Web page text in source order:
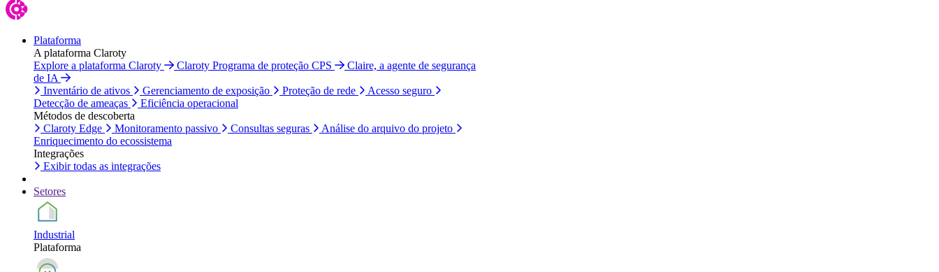
Plataforma
A plataforma Claroty
Explore a plataforma Claroty
Claroty Programa de proteção CPS
Claire, a agente de segurança
de IA
Inventário de ativos
Gerenciamento de exposição Proteção de rede
Acesso seguro
Detecção de ameaças
Eficiência operacional
Métodos de descoberta
Claroty Edge
Monitoramento passivo Consultas seguras
Análise do arquivo do projeto
Enriquecimento do ecossistema
Integrações
Exibir todas as integrações
Setores
Industrial
Plataforma